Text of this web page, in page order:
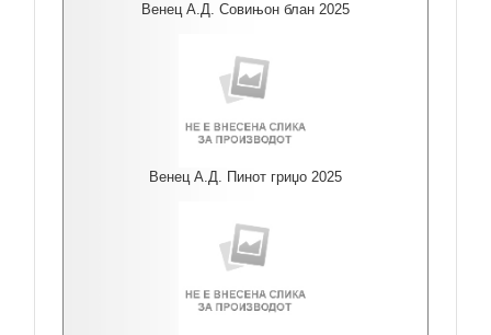
Венец А.Д. Совињон блан 2025
Венец А.Д. Пинот гриџо 2025